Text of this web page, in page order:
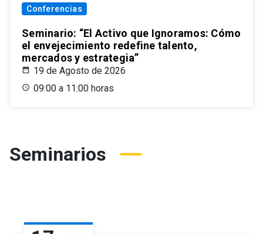
Conferencias
Seminario: “El Activo que Ignoramos: Cómo
el envejecimiento redefine talento,
mercados y estrategia”
19 de Agosto de 2026
09:00 a 11:00 horas
Seminarios